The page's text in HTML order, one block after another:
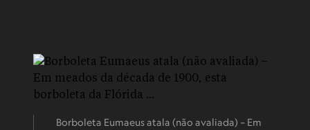
Borboleta Eumaeus atala (não avaliada) – Em